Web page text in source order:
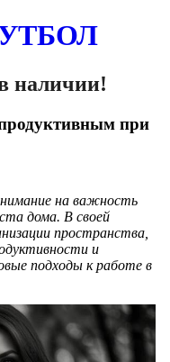
наличии!
при
на важность
дома. В своей
пространства,
и
подходы к работе в